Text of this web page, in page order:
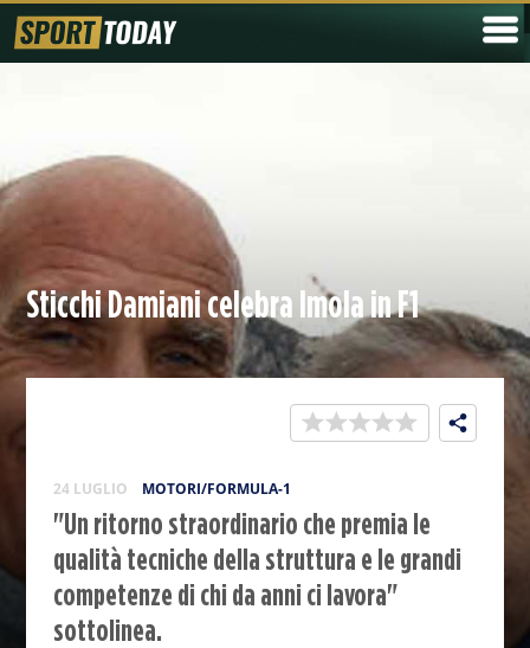
Sticchi Damiani celebra Imola in F1
24 LUGLIO MOTORI/FORMULA-1
"Un ritorno straordinario che premia le
qualità tecniche della struttura e le grandi
competenze di chi da anni ci lavora"
sottolinea.